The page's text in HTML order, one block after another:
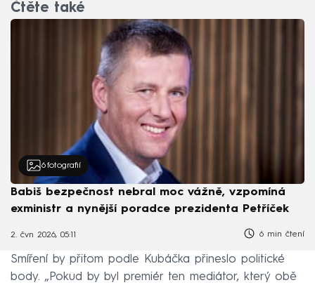
Čtěte také
6 fotografií
Babiš bezpečnost nebral moc vážně, vzpomíná
exministr a nynější poradce prezidenta Petříček
2. čvn 2026, 05:11 6 min čtení
Smíření by přitom podle Kubáčka přineslo politické
body. „Pokud by byl premiér ten mediátor, který obě